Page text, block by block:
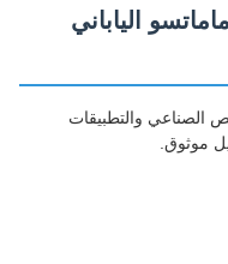
الياباني
الصناعي والتطبيقات
موثوق.